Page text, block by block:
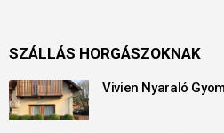
SZÁLLÁS HORGÁSZOKNAK
Vivien Nyaraló